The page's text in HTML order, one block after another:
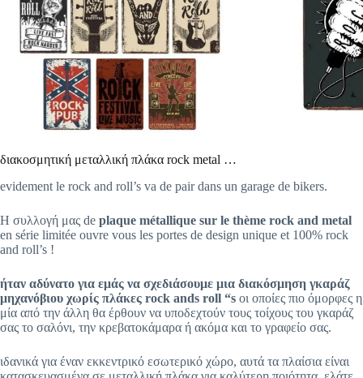
διακοσμητική μεταλλική πλάκα rock metal …
evidement le rock and roll’s va de pair dans un garage de bikers.
Η συλλογή μας de plaque métallique sur le thème rock and metal
en série limitée ouvre vous les portes de design unique et 100% rock
and roll’s !
ήταν αδύνατο για εμάς να σχεδιάσουμε μια διακόσμηση γκαράζ
μηχανόβιου χωρίς πλάκες rock ands roll “s οι οποίες πιο όμορφες η
μία από την άλλη θα έρθουν να υποδεχτούν τους τοίχους του γκαράζ
σας το σαλόνι, την κρεβατοκάμαρα ή ακόμα και το γραφείο σας.
ιδανικά για έναν εκκεντρικό εσωτερικό χώρο, αυτά τα πλαίσια είναι